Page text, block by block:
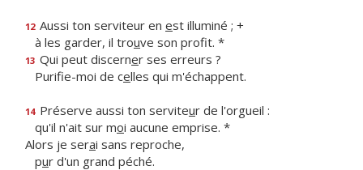
12 Aussi ton serviteur en est illuminé ; +
à les garder, il trouve son profit. *
13 Qui peut discerner ses erreurs ?
Purifie-moi de celles qui m'échappent.
14 Préserve aussi ton serviteur de l'orgueil :
qu'il n'ait sur moi aucune emprise. *
Alors je serai sans reproche,
pur d'un grand péché.